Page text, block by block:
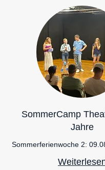
SommerCamp
Jahre
Sommerferienwoche 2: